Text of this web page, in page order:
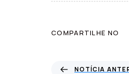
COMPARTILHE NO
NOTÍCIA